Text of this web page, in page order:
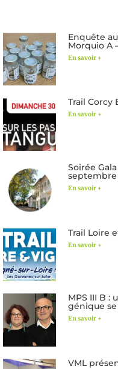
Enquête
Morquio A
En savoir +
Trail Corcy
En savoir +
Soirée
septembre
En savoir +
Trail Loire
En savoir +
MPS III B :
génique
En savoir +
VML